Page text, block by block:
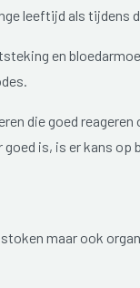
leeftijd als tijdens
en
die goed reageren
is, is er kans op
maar ook